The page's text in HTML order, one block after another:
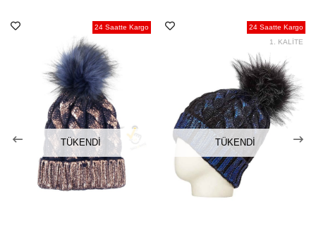
TÜKENDI
24 Saatte Kargo
TÜKENDI
24 Saatte Kargo
1. KALİTE